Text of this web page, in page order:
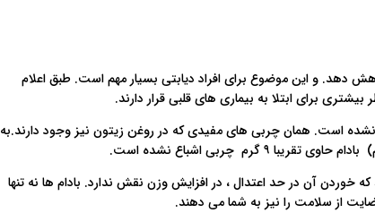
دهد. و این موضوع برای افراد دیابتی بسیار مهم است. طبق اعلام
برای ابتلا به بیماری های قلبی قرار دارند.
نشده است. همان چربی های مفیدی که در روغن زیتون نیز وجود دارند.به
آن در حد اعتدال ، در افزایش وزن نقش ندارد. بادام ها نه تنها
از سلامت را نیز به شما می دهند.